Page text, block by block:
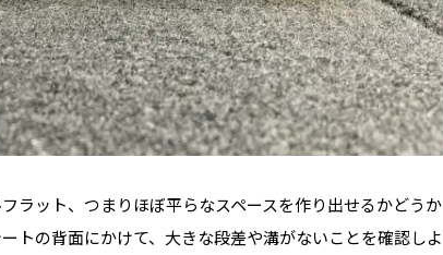
ラット、つまりほぼ平らなスペースを作り出せるかどうか
トの背面にかけて、大きな段差や溝がないことを確認しよ